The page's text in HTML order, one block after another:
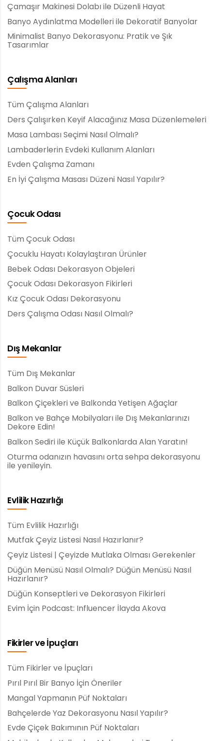
Çamaşır Makinesi Dolabı ile Düzenli Hayat
Banyo Aydınlatma Modelleri ile Dekoratif Banyolar
Minimalist Banyo Dekorasyonu: Pratik ve Şık
Tasarımlar
Çalışma Alanları
Tüm Çalışma Alanları
Ders Çalışırken Keyif Alacağınız Masa Düzenlemeleri
Masa Lambası Seçimi Nasıl Olmalı?
Lambaderlerin Evdeki Kullanım Alanları
Evden Çalışma Zamanı
En İyi Çalışma Masası Düzeni Nasıl Yapılır?
Çocuk Odası
Tüm Çocuk Odası
Çocuklu Hayatı Kolaylaştıran Ürünler
Bebek Odası Dekorasyon Objeleri
Çocuk Odası Dekorasyon Fikirleri
Kız Çocuk Odası Dekorasyonu
Ders Çalışma Odası Nasıl Olmalı?
Dış Mekanlar
Tüm Dış Mekanlar
Balkon Duvar Süsleri
Balkon Çiçekleri ve Balkonda Yetişen Ağaçlar
Balkon ve Bahçe Mobilyaları ile Dış Mekanlarınızı
Dekore Edin!
Balkon Sediri ile Küçük Balkonlarda Alan Yaratın!
Oturma odanızın havasını orta sehpa dekorasyonu
ile yenileyin.
Evlilik Hazırlığı
Tüm Evlilik Hazırlığı
Mutfak Çeyiz Listesi Nasıl Hazırlanır?
Çeyiz Listesi | Çeyizde Mutlaka Olması Gerekenler
Düğün Menüsü Nasıl Olmalı? Düğün Menüsü Nasıl
Hazırlanır?
Düğün Konseptleri ve Dekorasyon Fikirleri
Evim İçin Podcast: Influencer İlayda Akova
Fikirler ve İpuçları
Tüm Fikirler ve İpuçları
Pırıl Pırıl Bir Banyo İçin Öneriler
Mangal Yapmanın Püf Noktaları
Bahçelerde Yaz Dekorasyonu Nasıl Yapılır?
Evde Çiçek Bakımının Püf Noktaları